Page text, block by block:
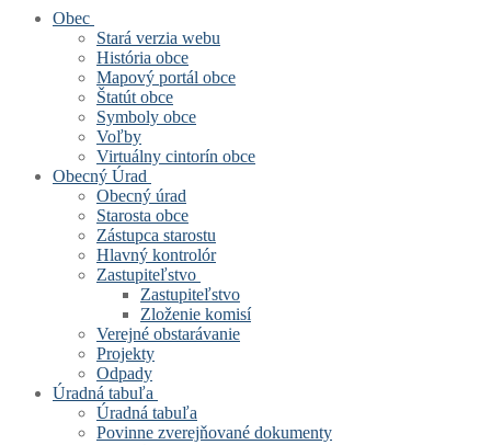
Obec
Stará verzia webu
História obce
Mapový portál obce
Štatút obce
Symboly obce
Voľby
Virtuálny cintorín obce
Obecný Úrad
Obecný úrad
Starosta obce
Zástupca starostu
Hlavný kontrolór
Zastupiteľstvo
Zastupiteľstvo
Zloženie komisí
Verejné obstarávanie
Projekty
Odpady
Úradná tabuľa
Úradná tabuľa
Povinne zverejňované dokumenty